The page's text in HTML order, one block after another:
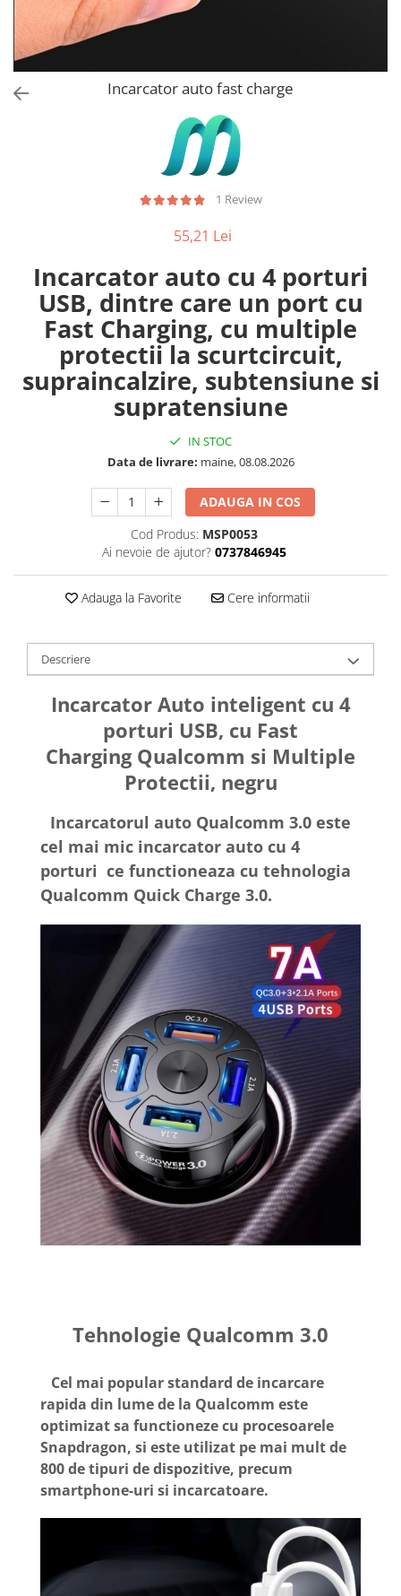
Stickere Copii
Stickere Florale
Stickere Diverse
Stickere Pentru Usi
Markere Corectoare - Retuș
Incarcator auto fast charge
1 Review
55,21 Lei
Incarcator auto cu 4 porturi
USB, dintre care un port cu
Fast Charging, cu multiple
protectii la scurtcircuit,
supraincalzire, subtensiune si
supratensiune
IN STOC
Data de livrare: maine, 08.08.2026
ADAUGA IN COS
Cod Produs: MSP0053
Ai nevoie de ajutor? 0737846945
Adauga la Favorite Cere informatii
Descriere
Incarcator Auto inteligent cu 4
porturi USB, cu Fast
Charging Qualcomm si Multiple
Protectii, negru
Incarcatorul auto Qualcomm 3.0 este
cel mai mic incarcator auto cu 4
porturi ce functioneaza cu tehnologia
Qualcomm Quick Charge 3.0.
Tehnologie Qualcomm 3.0
Cel mai popular standard de incarcare
rapida din lume de la Qualcomm este
optimizat sa functioneze cu procesoarele
Snapdragon, si este utilizat pe mai mult de
800 de tipuri de dispozitive, precum
smartphone-uri si incarcatoare.